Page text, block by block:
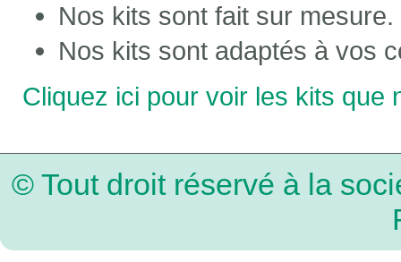
Nos kits sont fait sur mesure.
Nos kits sont adaptés à vos
Cliquez ici pour voir les kits que
© Tout droit réservé à la